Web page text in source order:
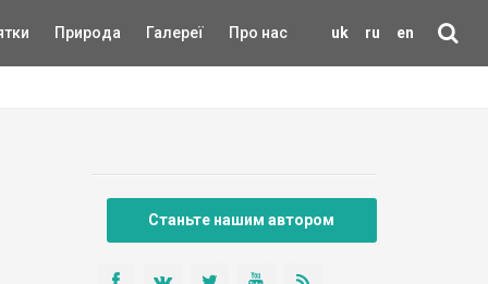
uk ru en
Природа Галереї Про нас
Станьте нашим автором